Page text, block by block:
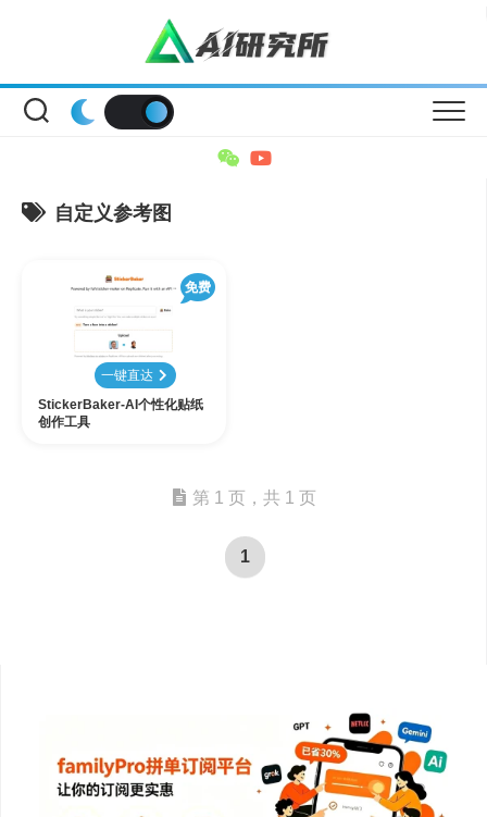
自定义参考图
免费
一键直达
StickerBaker-AI个性化贴纸
创作工具
第 1 页，共 1 页
1